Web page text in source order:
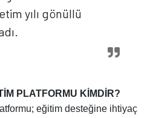
yılı gönüllü
PLATFORMU KİMDİR?
eğitim desteğine ihtiyaç